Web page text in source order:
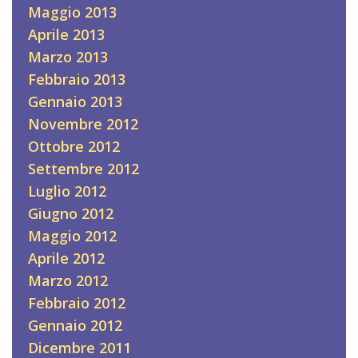
Maggio 2013
Aprile 2013
Marzo 2013
Febbraio 2013
Gennaio 2013
Novembre 2012
Ottobre 2012
Settembre 2012
Luglio 2012
Giugno 2012
Maggio 2012
Aprile 2012
Marzo 2012
Febbraio 2012
Gennaio 2012
Dicembre 2011